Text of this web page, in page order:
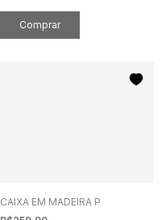
CAIXA EM MADEIRA P